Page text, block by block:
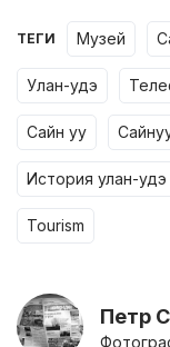
ТЕГИ музей
улан-удэ
сайн уу
история улан-удэ
tourism
Петр